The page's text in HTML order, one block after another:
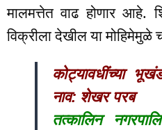
मालमत्तेत वाढ होणार
विक्रीला देखील या
कोट्यावधींच्या
नाव: शेखर परब
तत्कालिन